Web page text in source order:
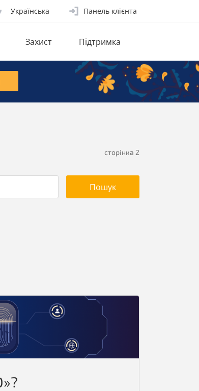
Українська Панель клієнта
Захист Підтримка
сторінка 2